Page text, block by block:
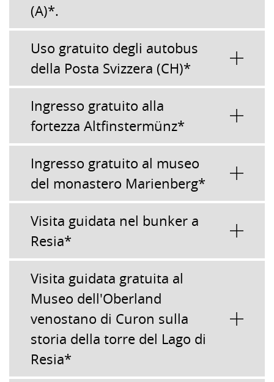
(A)*.
Uso gratuito degli autobus
della Posta Svizzera (CH)*
Ingresso gratuito alla
fortezza Altfinstermünz*
Ingresso gratuito al museo
del monastero Marienberg*
Visita guidata nel bunker a
Resia*
Visita guidata gratuita al
Museo dell'Oberland
venostano di Curon sulla
storia della torre del Lago di
Resia*